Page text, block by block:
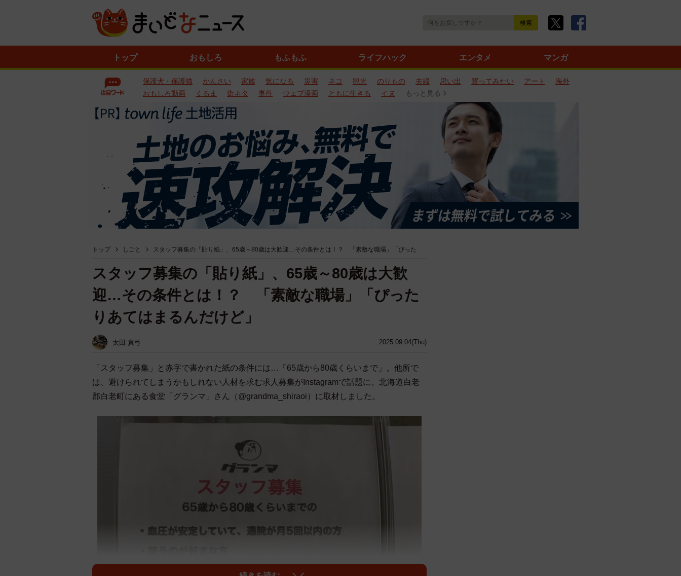
トップ おもしろ もふもふ ライフハック エンタメ マンガ
保護犬・保護猫 かんさい 家族 気になる 災害 ネコ 観光 のりもの 夫婦 思い出 買ってみたい アート
海外
おもしろ動画
くるま 街ネタ 事件 ウェブ漫画 ともに生きる イヌ もっと見る
トップ しごと スタッフ募集の「貼り紙」、65歳～80歳は大歓迎…その条件とは！？ 「素敵な職場」「ぴった
2025.09.04(Thu)
スタッフ募集の「貼り紙」、65歳～80歳は大歓
迎…その条件とは！？ 「素敵な職場」「ぴった
りあてはまるんだけど」
太田 真弓
「スタッフ募集」と赤字で書かれた紙の条件には…「65歳から80歳くらいまで」。他所で
は、避けられてしまうかもしれない人材を求む求人募集がInstagramで話題に。北海道白老
郡白老町にある食堂「グランマ」さん（@grandma_shiraoi）に取材しました。